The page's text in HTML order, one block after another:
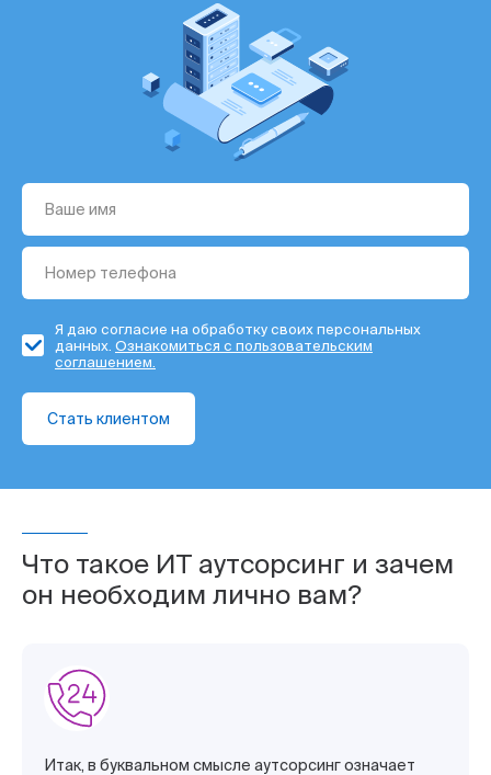
Я даю согласие на обработку своих персональных
данных. Ознакомиться с пользовательским
соглашением.
Стать клиентом
Что такое ИТ аутсорсинг и зачем
он необходим лично вам?
Итак, в буквальном смысле аутсорсинг означает